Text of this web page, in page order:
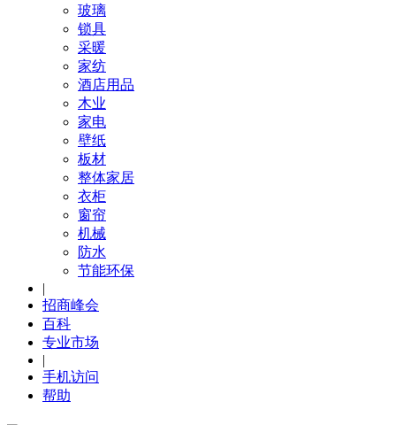
玻璃
锁具
采暖
家纺
酒店用品
木业
家电
壁纸
板材
整体家居
衣柜
窗帘
机械
防水
节能环保
|
招商峰会
百科
专业市场
|
手机访问
帮助